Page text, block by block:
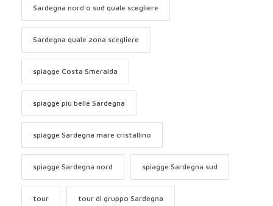
Sardegna nord o sud quale scegliere
Sardegna quale zona scegliere
spiagge Costa Smeralda
spiagge più belle Sardegna
spiagge Sardegna mare cristallino
spiagge Sardegna nord spiagge Sardegna sud
tour tour di gruppo Sardegna